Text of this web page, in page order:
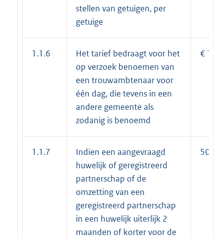
stellen van getuigen, per
getuige
1.1.6
Het tarief bedraagt voor het
op verzoek benoemen van
een trouwambtenaar voor
één dag, die tevens in een
andere gemeente als
zodanig is benoemd
€
1.1.7
Indien een aangevraagd
huwelijk of geregistreerd
partnerschap of de
omzetting van een
geregistreerd partnerschap
in een huwelijk uiterlijk 2
maanden of korter voor de
50%